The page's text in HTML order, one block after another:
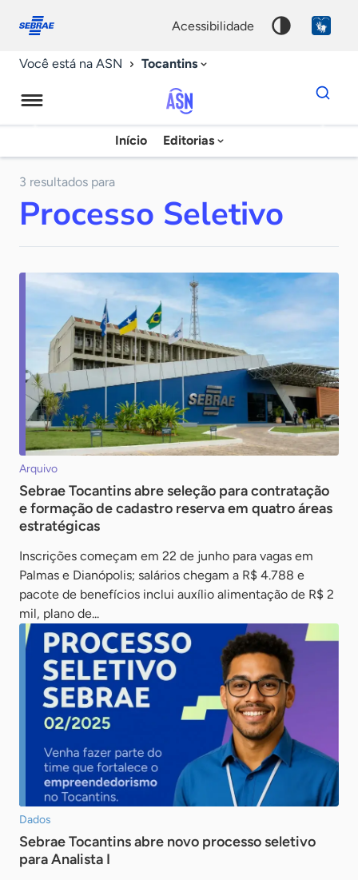
conosco
acessibilidade
Você está na ASN Tocantins
Agência
Sebrae
Notícias
Início Editorias
Dados
para
chave
3 resultados para
Processo Seletivo
Arquivo
Sebrae Tocantins abre seleção para contratação
e formação de cadastro reserva em quatro áreas
estratégicas
Inscrições começam em 22 de junho para vagas em
Palmas e Dianópolis; salários chegam a R$ 4.788 e
pacote de benefícios inclui auxílio alimentação de R$ 2
mil, plano de...
Dados
Sebrae Tocantins abre novo processo seletivo
para Analista I